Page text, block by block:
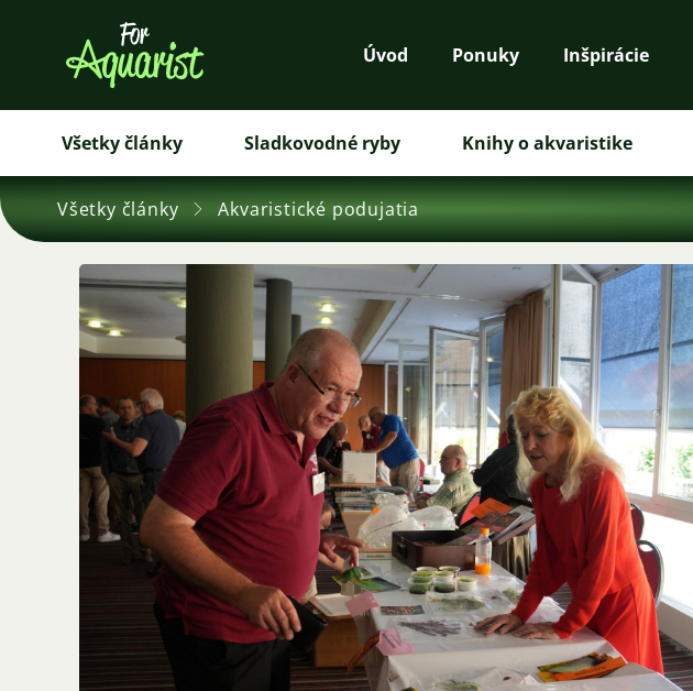
Úvod Ponuky Inšpirácie
Všetky články Sladkovodné ryby Knihy o akvaristike
Všetky články Akvaristické podujatia